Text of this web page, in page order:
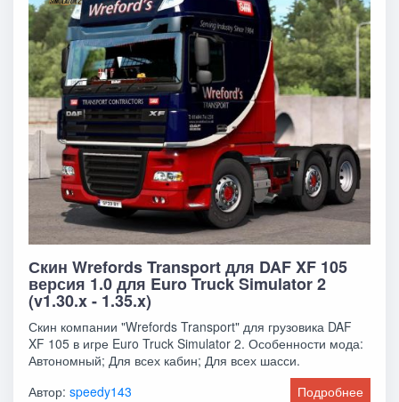
Скин Wrefords Transport для DAF XF 105
версия 1.0 для Euro Truck Simulator 2
(v1.30.x - 1.35.x)
Скин компании "Wrefords Transport" для грузовика DAF
XF 105 в игре Euro Truck Simulator 2. Особенности мода:
Автономный; Для всех кабин; Для всех шасси.
Автор:speedy143 Подробнее